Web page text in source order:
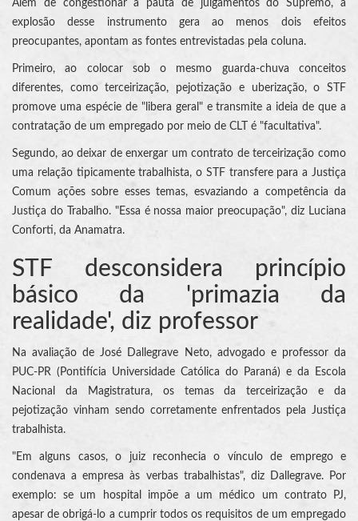
Além de congestionar a pauta de julgamentos do Supremo, a
explosão desse instrumento gera ao menos dois efeitos
preocupantes, apontam as fontes entrevistadas pela coluna.
Primeiro, ao colocar sob o mesmo guarda-chuva conceitos
diferentes, como terceirização, pejotização e uberização, o STF
promove uma espécie de "libera geral" e transmite a ideia de que a
contratação de um empregado por meio de CLT é "facultativa".
Segundo, ao deixar de enxergar um contrato de terceirização como
uma relação tipicamente trabalhista, o STF transfere para a Justiça
Comum ações sobre esses temas, esvaziando a competência da
Justiça do Trabalho. "Essa é nossa maior preocupação", diz Luciana
Conforti, da Anamatra.
STF desconsidera princípio
básico da 'primazia da
realidade', diz professor
Na avaliação de José Dallegrave Neto, advogado e professor da
PUC-PR (Pontifícia Universidade Católica do Paraná) e da Escola
Nacional da Magistratura, os temas da terceirização e da
pejotização vinham sendo corretamente enfrentados pela Justiça
trabalhista.
"Em alguns casos, o juiz reconhecia o vínculo de emprego e
condenava a empresa às verbas trabalhistas", diz Dallegrave. Por
exemplo: se um hospital impõe a um médico um contrato PJ,
apesar de obrigá-lo a cumprir todos os requisitos de um empregado